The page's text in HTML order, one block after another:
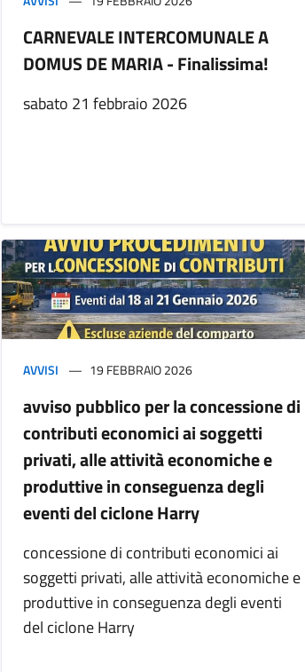
CARNEVALE INTERCOMUNALE A
DOMUS DE MARIA - Finalissima!
sabato 21 febbraio 2026
AVVISI 19 FEBBRAIO 2026
avviso pubblico per la concessione di
contributi economici ai soggetti
privati, alle attività economiche e
produttive in conseguenza degli
eventi del ciclone Harry
concessione di contributi economici ai
soggetti privati, alle attività economiche e
produttive in conseguenza degli eventi
del ciclone Harry